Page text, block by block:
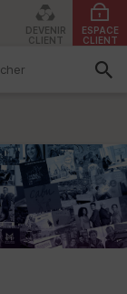
DEVENIR
CLIENT
ESPACE
CLIENT